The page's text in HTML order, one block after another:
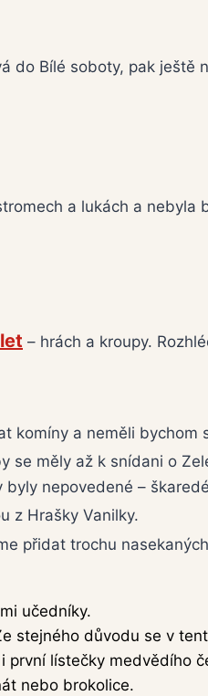
do Bílé soboty, pak ještě
a lukách a nebyla
– hrách a kroupy.
komíny a neměli bychom
se měly až k snídani o
nepovedené –
z Hrašky Vanilky.
přidat trochu
učedníky.
stejného důvodu se v
první lístečky medvědího
nebo brokolice.